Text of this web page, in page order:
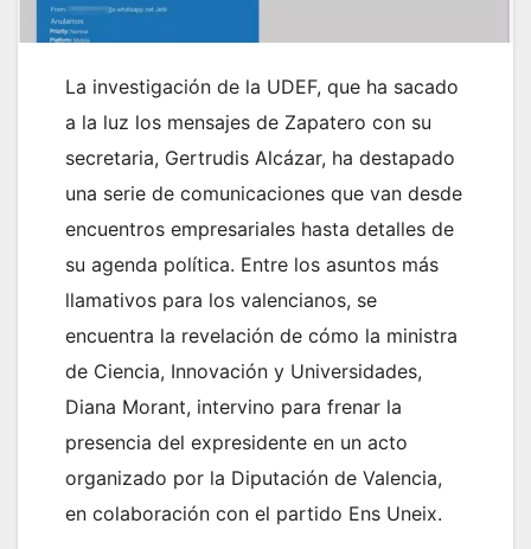
La investigación de la UDEF, que ha sacado
a la luz los mensajes de Zapatero con su
secretaria, Gertrudis Alcázar, ha destapado
una serie de comunicaciones que van desde
encuentros empresariales hasta detalles de
su agenda política. Entre los asuntos más
llamativos para los valencianos, se
encuentra la revelación de cómo la ministra
de Ciencia, Innovación y Universidades,
Diana Morant, intervino para frenar la
presencia del expresidente en un acto
organizado por la Diputación de Valencia,
en colaboración con el partido Ens Uneix.